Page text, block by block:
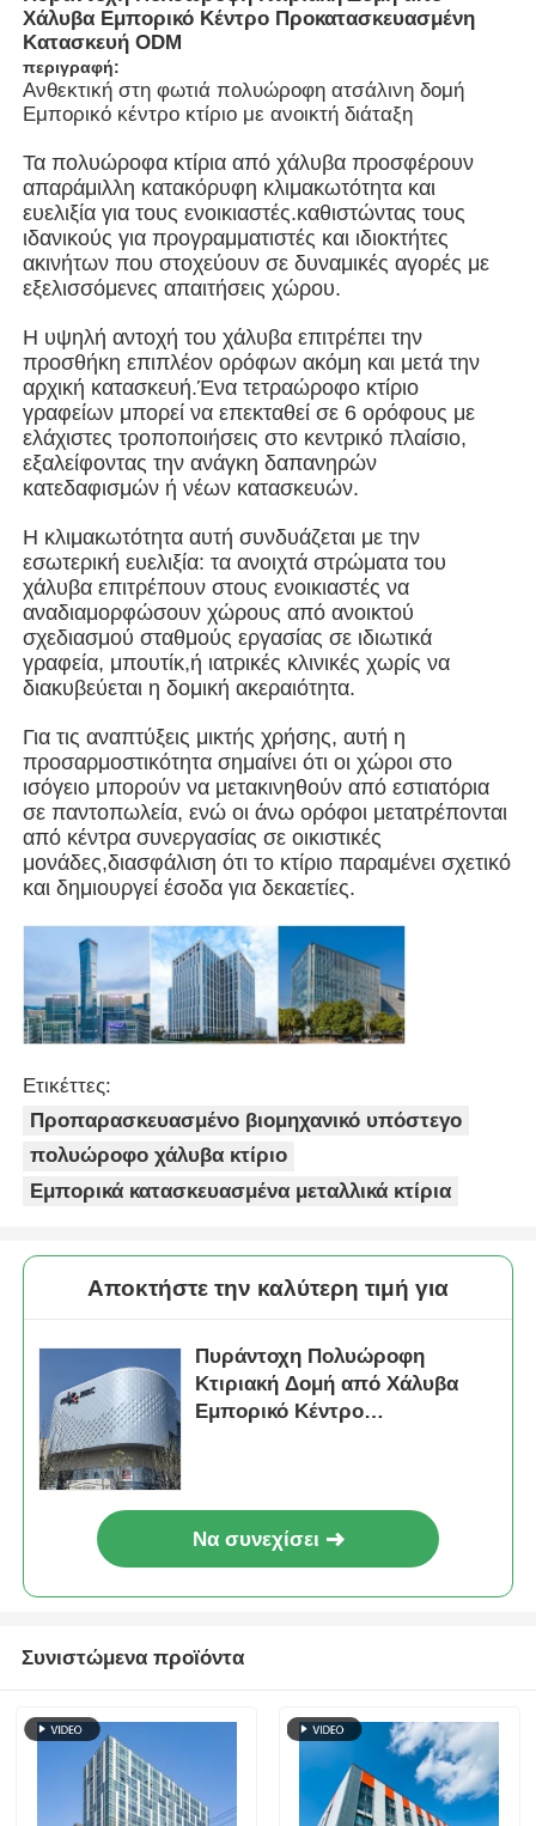
Σχετικά με εμάς
Ποιοτικός έλεγχος
επαφή
Νέα
Όλες οι περιπτώσεις
Ζητήστε ένα απόσπασμα
Οικοδόμηση δομής χάλυβα
Εργαστήριο Μεταλλικών Κατασκευών
αποθήκη χάλυβα
Κουτί χάλυβα
Βαριά δομή χάλυβα
Γέφυρα από χάλυβα
Πτηνοτροφείο από χάλυβα
Πολυώροφη μεταλλική κατασκευή
Βιομηχανική μεταλλική κατασκευή
Δημόσιο κτίριο από χάλυβα
Εμπορική δομή χάλυβα
Προπαρασκευασμένη δομή από χάλυβα
Χάλυβα Εμπορικό Κέντρο Προκατασκευασμένη
Κατασκευή ODM
περιγραφή:
Ανθεκτική στη φωτιά πολυώροφη ατσάλινη δομή
Εμπορικό κέντρο κτίριο με ανοικτή διάταξη
Τα πολυώροφα κτίρια από χάλυβα προσφέρουν
απαράμιλλη κατακόρυφη κλιμακωτότητα και
ευελιξία για τους ενοικιαστές.καθιστώντας τους
ιδανικούς για προγραμματιστές και ιδιοκτήτες
ακινήτων που στοχεύουν σε δυναμικές αγορές με
εξελισσόμενες απαιτήσεις χώρου.
Η υψηλή αντοχή του χάλυβα επιτρέπει την
προσθήκη επιπλέον ορόφων ακόμη και μετά την
αρχική κατασκευή.Ένα τετραώροφο κτίριο
γραφείων μπορεί να επεκταθεί σε 6 ορόφους με
ελάχιστες τροποποιήσεις στο κεντρικό πλαίσιο,
εξαλείφοντας την ανάγκη δαπανηρών
κατεδαφισμών ή νέων κατασκευών.
Η κλιμακωτότητα αυτή συνδυάζεται με την
εσωτερική ευελιξία: τα ανοιχτά στρώματα του
χάλυβα επιτρέπουν στους ενοικιαστές να
αναδιαμορφώσουν χώρους από ανοικτού
σχεδιασμού σταθμούς εργασίας σε ιδιωτικά
γραφεία, μπουτίκ,ή ιατρικές κλινικές χωρίς να
διακυβεύεται η δομική ακεραιότητα.
Για τις αναπτύξεις μικτής χρήσης, αυτή η
προσαρμοστικότητα σημαίνει ότι οι χώροι στο
ισόγειο μπορούν να μετακινηθούν από εστιατόρια
σε παντοπωλεία, ενώ οι άνω ορόφοι μετατρέπονται
από κέντρα συνεργασίας σε οικιστικές
μονάδες,διασφάλιση ότι το κτίριο παραμένει σχετικό
και δημιουργεί έσοδα για δεκαετίες.
Ετικέττες:
Προπαρασκευασμένο βιομηχανικό υπόστεγο
πολυώροφο χάλυβα κτίριο
Εμπορικά κατασκευασμένα μεταλλικά κτίρια
Αποκτήστε την καλύτερη τιμή για
Πυράντοχη Πολυώροφη
Κτιριακή Δομή από Χάλυβα
Εμπορικό Κέντρο
Να συνεχίσει
Συνιστώμενα προϊόντα